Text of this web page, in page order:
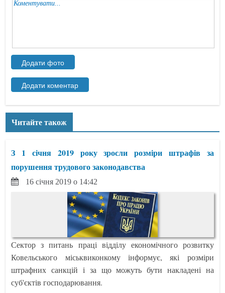
Читайте також
З 1 січня 2019 року зросли розміри штрафів за
порушення трудового законодавства
16 січня 2019 о 14:42
Сектор з питань праці відділу економічного розвитку
Ковельського міськвиконкому інформує, які розміри
штрафних санкцій і за що можуть бути накладені на
суб'єктів господарювання.